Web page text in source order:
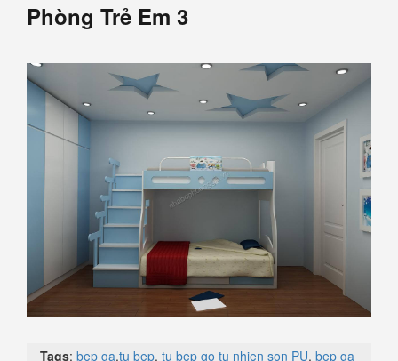
Phòng Trẻ Em 3
Tags: bep ga,tu bep, tu bep go tu nhien son PU, bep ga